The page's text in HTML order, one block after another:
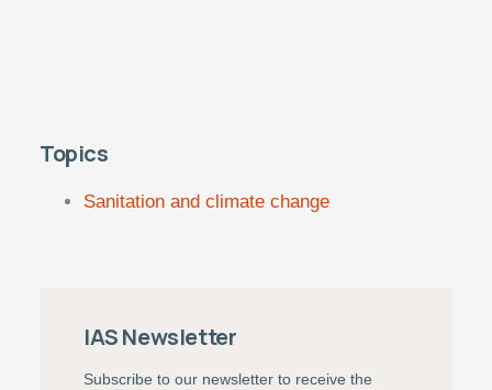
Topics
Sanitation and climate change
IAS Newsletter
Subscribe to our newsletter to receive the